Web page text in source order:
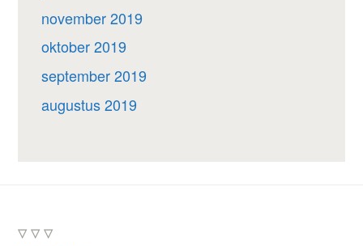
november 2019
oktober 2019
september 2019
augustus 2019
▽ ▽ ▽